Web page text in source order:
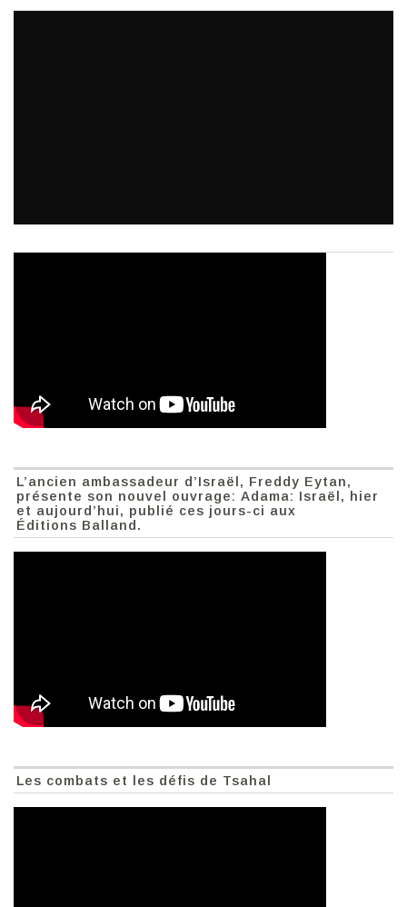
L’ancien ambassadeur d’Israël, Freddy Eytan,
présente son nouvel ouvrage: Adama: Israël, hier
et aujourd’hui, publié ces jours-ci aux
Éditions Balland.
Les combats et les défis de Tsahal